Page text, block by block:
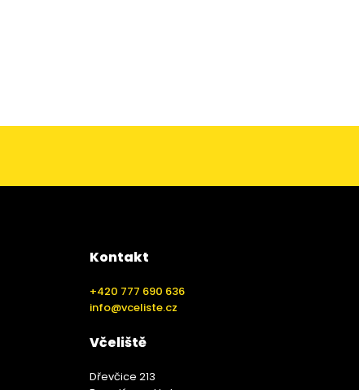
Kontakt
+420 777 690 636
info@vceliste.cz
Včeliště
Dřevčice 213